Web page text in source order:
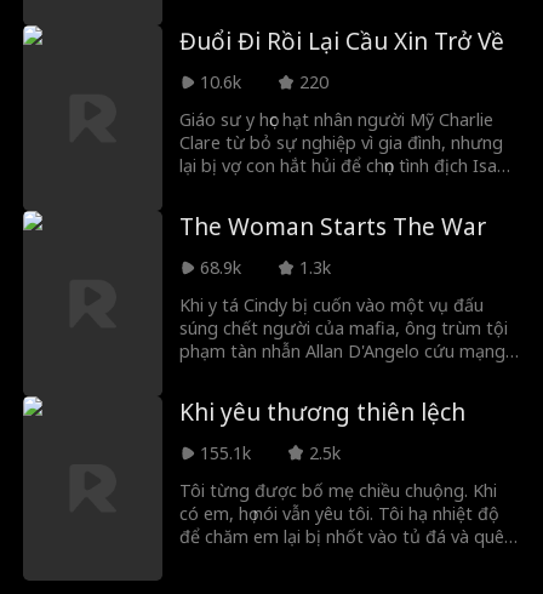
Amelia...
theo suốt 7 năm khi con trai ruột là Nick
bị bạo hành. Ngay lúc ả y tá định lấy đi
giác mạc của cậu bé để bịt đầu mối,
Memi tỉnh lại một cách kỳ diệu và lao đi
cứu con.
Đuổi Đi Rồi Lại Cầu Xin Trở Về
10.6k
220
Giáo sư y học hạt nhân người Mỹ Charlie
Clare từ bỏ sự nghiệp vì gia đình, nhưng
lại bị vợ con hắt hủi để chọn tình địch Isaac.
chữa trị căn bệnh hiểm nghèo của con
gái. Không hay biết Charlie đang đánh đổi
mạng sống vì mình, vợ con anh liên tục
khoét sâu mâu thuẫn và tự tay phá hủy
mọi thứ anh để lại. Khi họ nhận ra sai lầm thì
mọi chuyện đã quá muộn.
The Woman Starts The War
68.9k
1.3k
Khi y tá Cindy bị cuốn vào một vụ đấu
súng chết người của mafia, ông trùm tội
phạm tàn nhẫn Allan D'Angelo cứu mạng
giới của hắn - sống trong biệt thự của
hắn, đeo nhẫn của hắn và đóng một vai
trò có thể khiến cô mất mạng.
Khi yêu thương thiên lệch
155.1k
2.5k
Tôi từng được bố mẹ chiều chuộng. Khi
có em, họ nói vẫn yêu tôi. Tôi hạ nhiệt độ
để chăm em lại bị nhốt vào tủ đá và quên